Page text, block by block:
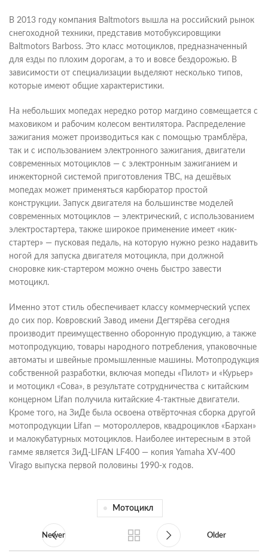
В 2013 году компания Baltmotors вышла на российский рынок
снегоходной техники, представив мотобуксировщики
Baltmotors Barboss. Это класс мотоциклов, предназначенный
для езды по плохим дорогам, а то и вовсе бездорожью. В
зависимости от специализации выделяют несколько типов,
которые имеют общие характеристики.
На небольших мопедах нередко ротор магдино совмещается с
маховиком и рабочим колесом вентилятора. Распределение
зажигания может производиться как с помощью трамблёра,
так и с использованием электронного зажигания, двигатели
современных мотоциклов — с электронным зажиганием и
инжекторной системой приготовления ТВС, на дешёвых
мопедах может применяться карбюратор простой
конструкции. Запуск двигателя на большинстве моделей
современных мотоциклов — электрический, с использованием
электростартера, также широкое применение имеет «кик-
стартер» — пусковая педаль, на которую нужно резко надавить
ногой для запуска двигателя мотоцикла, при должной
сноровке кик-стартером можно очень быстро завести
мотоцикл.
Именно этот стиль обеспечивает классу коммерческий успех
до сих пор. Ковровский Завод имени Дегтярёва сегодня
производит преимущественно оборонную продукцию, а также
мотопродукцию, товары народного потребления, упаковочные
автоматы и швейные промышленные машины. Мотопродукция
собственной разработки, включая мопеды «Пилот» и «Курьер»
и мотоцикл «Сова», в результате сотрудничества с китайским
концерном Lifan получила китайские 4-тактные двигатели.
Кроме того, на ЗиДе была освоена отвёрточная сборка другой
мотопродукции Lifan — мотороллеров, квадроциклов «Бархан»
и малокубатурных мотоциклов. Наиболее интересным в этой
гамме является ЗиД-LIFAN LF400 — копия Yamaha XV-400
Virago выпуска первой половины 1990-х годов.
Мотоцикл
Newer Older